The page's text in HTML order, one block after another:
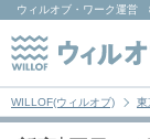
ウィルオブ・ワーク運営
WILLOF(ウィルオブ) 東